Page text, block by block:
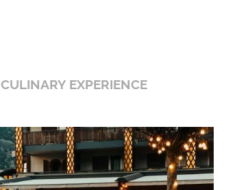
CULINARY EXPERIENCE